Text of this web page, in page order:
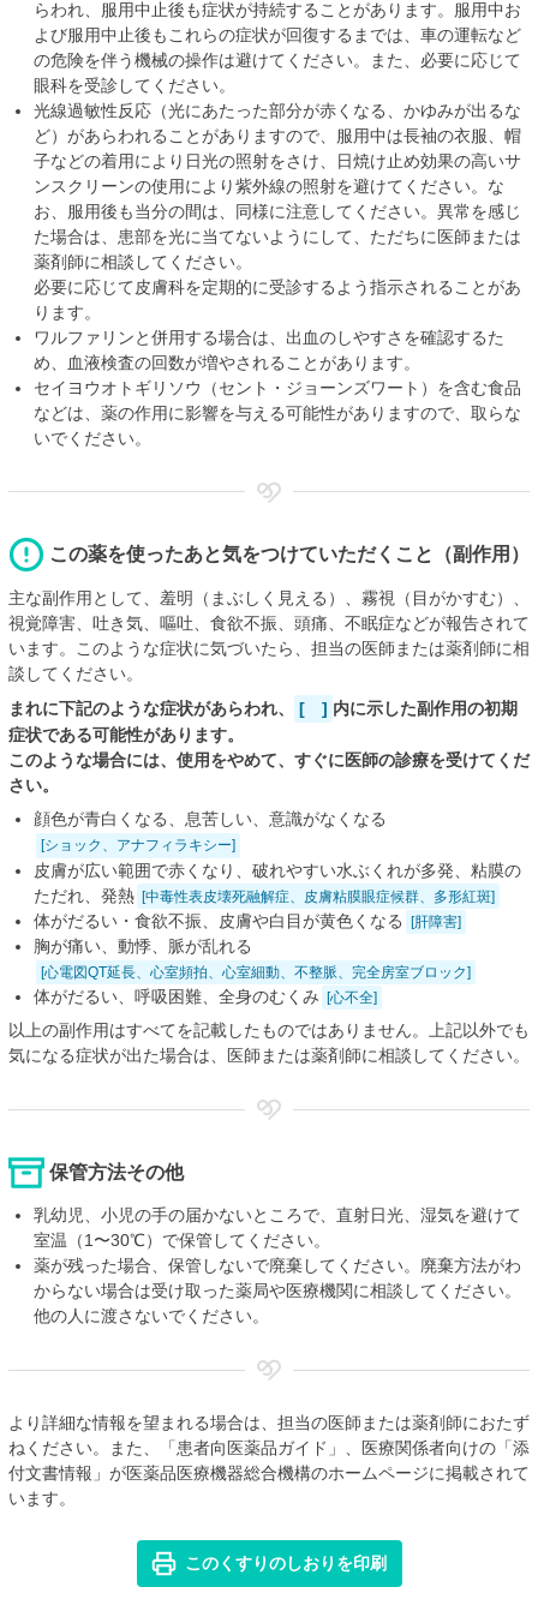
らわれ、服用中止後も症状が持続することがあります。服用中お
よび服用中止後もこれらの症状が回復するまでは、車の運転など
の危険を伴う機械の操作は避けてください。また、必要に応じて
眼科を受診してください。
光線過敏性反応（光にあたった部分が赤くなる、かゆみが出るな
ど）があらわれることがありますので、服用中は長袖の衣服、帽
子などの着用により日光の照射をさけ、日焼け止め効果の高いサ
ンスクリーンの使用により紫外線の照射を避けてください。な
お、服用後も当分の間は、同様に注意してください。異常を感じ
た場合は、患部を光に当てないようにして、ただちに医師または
薬剤師に相談してください。
必要に応じて皮膚科を定期的に受診するよう指示されることがあ
ります。
ワルファリンと併用する場合は、出血のしやすさを確認するた
め、血液検査の回数が増やされることがあります。
セイヨウオトギリソウ（セント・ジョーンズワート）を含む食品
などは、薬の作用に影響を与える可能性がありますので、取らな
いでください。
この薬を使ったあと気をつけていただくこと（副作用）
主な副作用として、羞明（まぶしく見える）、霧視（目がかすむ）、
視覚障害、吐き気、嘔吐、食欲不振、頭痛、不眠症などが報告されて
います。このような症状に気づいたら、担当の医師または薬剤師に相
談してください。
まれに下記のような症状があらわれ、
[ ] 内に示した副作用の初期
症状である可能性があります。
このような場合には、使用をやめて、すぐに医師の診療を受けてくだ
さい。
顔色が青白くなる、息苦しい、意識がなくなる
[ショック、アナフィラキシー]
皮膚が広い範囲で赤くなり、破れやすい水ぶくれが多発、粘膜の
ただれ、発熱 [中毒性表皮壊死融解症、皮膚粘膜眼症候群、多形紅斑]
体がだるい・食欲不振、皮膚や白目が黄色くなる [肝障害]
胸が痛い、動悸、脈が乱れる
[心電図QT延長、心室頻拍、心室細動、不整脈、完全房室ブロック]
体がだるい、呼吸困難、全身のむくみ [心不全]
以上の副作用はすべてを記載したものではありません。上記以外でも
気になる症状が出た場合は、医師または薬剤師に相談してください。
保管方法その他
乳幼児、小児の手の届かないところで、直射日光、湿気を避けて
室温（1〜30℃）で保管してください。
薬が残った場合、保管しないで廃棄してください。廃棄方法がわ
からない場合は受け取った薬局や医療機関に相談してください。
他の人に渡さないでください。
より詳細な情報を望まれる場合は、担当の医師または薬剤師におたず
ねください。また、「患者向医薬品ガイド」、医療関係者向けの「添
付文書情報」が医薬品医療機器総合機構のホームページに掲載されて
います。
このくすりのしおりを印刷